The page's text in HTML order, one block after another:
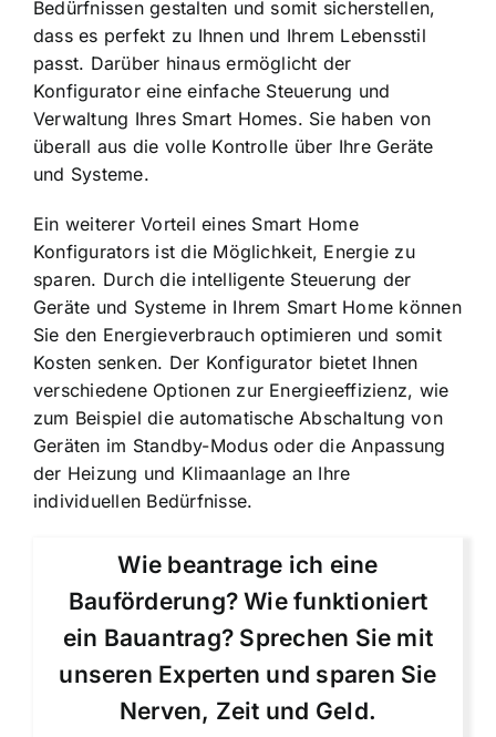
Bedürfnissen gestalten und somit sicherstellen,
dass es perfekt zu Ihnen und Ihrem Lebensstil
passt. Darüber hinaus ermöglicht der
Konfigurator eine einfache Steuerung und
Verwaltung Ihres Smart Homes. Sie haben von
überall aus die volle Kontrolle über Ihre Geräte
und Systeme.
Ein weiterer Vorteil eines Smart Home
Konfigurators ist die Möglichkeit, Energie zu
sparen. Durch die intelligente Steuerung der
Geräte und Systeme in Ihrem Smart Home können
Sie den Energieverbrauch optimieren und somit
Kosten senken. Der Konfigurator bietet Ihnen
verschiedene Optionen zur Energieeffizienz, wie
zum Beispiel die automatische Abschaltung von
Geräten im Standby-Modus oder die Anpassung
der Heizung und Klimaanlage an Ihre
individuellen Bedürfnisse.
Wie beantrage ich eine
Bauförderung? Wie funktioniert
ein Bauantrag? Sprechen Sie mit
unseren Experten und sparen Sie
Nerven, Zeit und Geld.